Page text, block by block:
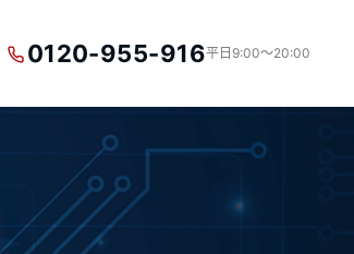
0120-955-916平日9:00〜20:00